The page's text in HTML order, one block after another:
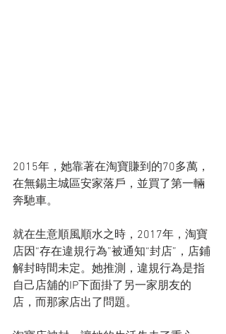
2015年，她靠著在淘寶賺到的70多萬，
在無錫主城區安家落戶，並買了第一輛
奔馳車。
就在生意順風順水之時，2017年，淘寶
店因“存在違規行為”被通知“封店”，店鋪
解封時間未定。她推測，違規行為是指
自己店舖的IP下面掛了另一家朋友的
店，而那家店出了問題。